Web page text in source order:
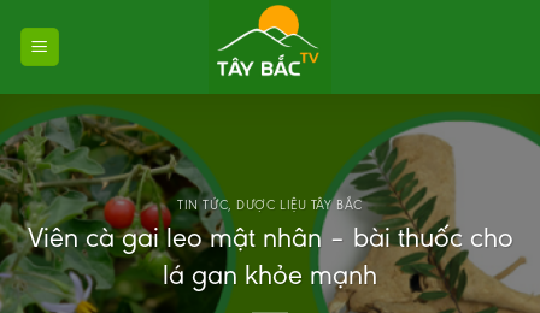
TIN TỨC, DƯỢC LIỆU TÂY BẮC
Viên cà gai leo mật nhân – bài thuốc cho
lá gan khỏe mạnh